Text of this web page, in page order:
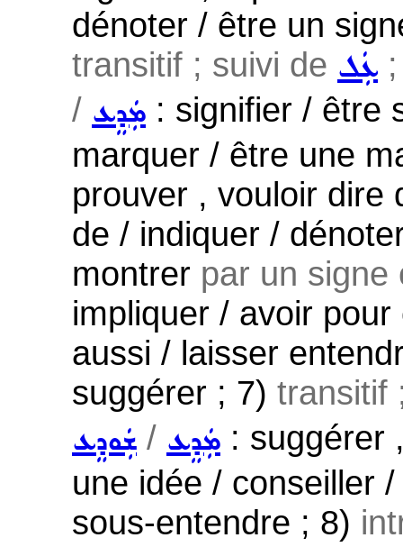
dénoter / être un
transitif ; suivi de ܥܲܠ
/ ܡܲܕܸܥ : signifier / être
marquer / être une
prouver , vouloir dire
de / indiquer /
montrer par un signe
impliquer / avoir
aussi / laisser
suggérer ; 7) transitif
ܫܲܘܕܸܥ / ܡܲܕܸܥ : suggérer
une idée / conseiller
sous-entendre ; 8)